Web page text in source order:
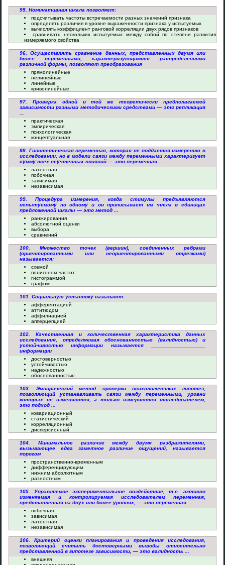
95. Номинативная шкала позволяет:
подсчитывать частоты встречаемости разных значений признака
определять различия в уровне выраженности признака у испытуемых
вычислять коэффициент ранговой корреляции двух рядов признаков
сравнивать нескольких испытуемых между собой по степени развития
измеряемого свойства
96. Осуществлять сравнение данных, представленных двумя или
более переменными, характеризующимися распределениями
различной формы, позволяют преобразования
прямолинейные
нелинейные
линейные
криволинейные
97. Проверка одной и той же теоретически предполагаемой
зависимости разными методическими средствами — это репликация
практическая
эмпирическая
психологическая
концептуальная
98. Гипотетическая переменная, которая не поддается измерению в
исследовании, но в модели связи между переменными характеризует
сумму всех неучтенных влияний — это переменная ...
латентная
побочная
зависимая
независимая
99. Процедура измерения, когда стимулы предъявляются
испытуемому по одному и он приписывает им числа в единицах
предложенной шкалы — это метод ...
ранжирования
абсолютной оценки
выбора
сравнений
100. Множество точек (вершин), соединенных ребрами
(ориентированными или неориентированными отрезками)
называется:
схемой
полигоном частот
гистограммой
графом
101. Социальную установку называют:
афферентацией
аттитюдом
аффилиацией
апперцепцией
102. Качественная и количественная характеристика данных
исследования, определяемая обоснованностью (валидностью) и
устойчивостью информации называется __________________
информации
достоверностью
устойчивостью
надежностью
обоснованностью
103. Эмпирический метод проверки психологических гипотез,
позволяющий устанавливать связи между переменными, уровни
которых не изменяются, а только измеряются исследователем,
это подход ...
ковариационный
статистический
корреляционный
дисперсионный
104. Минимальное различие между двумя раздражителями,
вызывающее едва заметное различие ощущений, называется
порогом
пространственно-временным
дифференцирующим
нижним абсолютным
разностным
105. Управляемое экспериментальное воздействие, т.е. активно
изменяемая и контролируемая исследователем переменная,
представленная на двух или более уровнях, — это переменная ...
побочная
зависимая
латентная
независимая
106. Критерий оценки планирования и проведения исследования,
позволяющий считать достоверными выводы относительно
представленной в гипотезе зависимости, — это валидность ...
внешняя